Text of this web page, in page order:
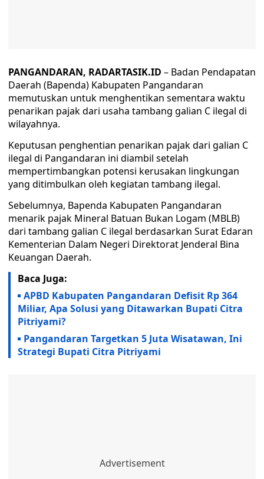
PANGANDARAN, RADARTASIK.ID – Badan Pendapatan
Daerah (Bapenda) Kabupaten Pangandaran
memutuskan untuk menghentikan sementara waktu
penarikan pajak dari usaha tambang galian C ilegal di
wilayahnya.
Keputusan penghentian penarikan pajak dari galian C
ilegal di Pangandaran ini diambil setelah
mempertimbangkan potensi kerusakan lingkungan
yang ditimbulkan oleh kegiatan tambang ilegal.
Sebelumnya, Bapenda Kabupaten Pangandaran
menarik pajak Mineral Batuan Bukan Logam (MBLB)
dari tambang galian C ilegal berdasarkan Surat Edaran
Kementerian Dalam Negeri Direktorat Jenderal Bina
Keuangan Daerah.
Baca Juga:
APBD Kabupaten Pangandaran Defisit Rp 364
Miliar, Apa Solusi yang Ditawarkan Bupati Citra
Pitriyami?
Pangandaran Targetkan 5 Juta Wisatawan, Ini
Strategi Bupati Citra Pitriyami